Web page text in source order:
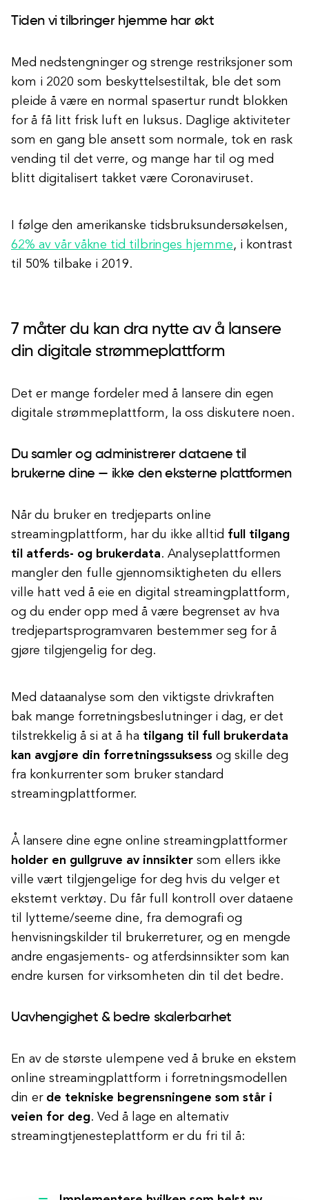
Tiden vi tilbringer hjemme har økt
Med nedstengninger og strenge restriksjoner som
kom i 2020 som beskyttelsestiltak, ble det som
pleide å være en normal spasertur rundt blokken
for å få litt frisk luft en luksus. Daglige aktiviteter
som en gang ble ansett som normale, tok en rask
vending til det verre, og mange har til og med
blitt digitalisert takket være Coronaviruset.
I følge den amerikanske tidsbruksundersøkelsen,
62% av vår våkne tid tilbringes hjemme, i kontrast
til 50% tilbake i 2019.
7 måter du kan dra nytte av å lansere
din digitale strømmeplattform
Det er mange fordeler med å lansere din egen
digitale strømmeplattform, la oss diskutere noen.
Du samler og administrerer dataene til
brukerne dine — ikke den eksterne plattformen
Når du bruker en tredjeparts online
streamingplattform, har du ikke alltid full tilgang
til atferds- og brukerdata. Analyseplattformen
mangler den fulle gjennomsiktigheten du ellers
ville hatt ved å eie en digital streamingplattform,
og du ender opp med å være begrenset av hva
tredjepartsprogramvaren bestemmer seg for å
gjøre tilgjengelig for deg.
Med dataanalyse som den viktigste drivkraften
bak mange forretningsbeslutninger i dag, er det
tilstrekkelig å si at å ha tilgang til full brukerdata
kan avgjøre din forretningssuksess og skille deg
fra konkurrenter som bruker standard
streamingplattformer.
Å lansere dine egne online streamingplattformer
holder en gullgruve av innsikter som ellers ikke
ville vært tilgjengelige for deg hvis du velger et
eksternt verktøy. Du får full kontroll over dataene
til lytterne/seerne dine, fra demografi og
henvisningskilder til brukerreturer, og en mengde
andre engasjements- og atferdsinnsikter som kan
endre kursen for virksomheten din til det bedre.
Uavhengighet & bedre skalerbarhet
En av de største ulempene ved å bruke en ekstern
online streamingplattform i forretningsmodellen
din er de tekniske begrensningene som står i
veien for deg. Ved å lage en alternativ
streamingtjenesteplattform er du fri til å: